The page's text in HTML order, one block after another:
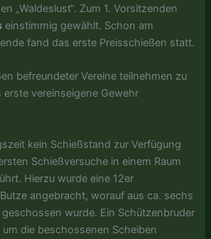
„Waldeslust“. Zum 1. Vorsitzenden
einstimmig gewählt. Schon am
fand das erste Preisschießen statt.
befreundeter Vereine teilnehmen zu
vereinseigene Gewehr
kein Schießstand zur Verfügung
Schießversuche in einem Raum
Hierzu wurde eine 12er
angebracht, worauf aus ca. sechs
wurde. Ein Schützenbruder
die beschossenen Scheiben